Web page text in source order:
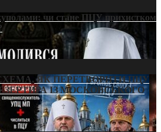
чи стане ПЦУ прихистком
ЯК ПЕРЕТВОРИТИ ПЦУ
ІЗ МОСКОВСЬКОГО